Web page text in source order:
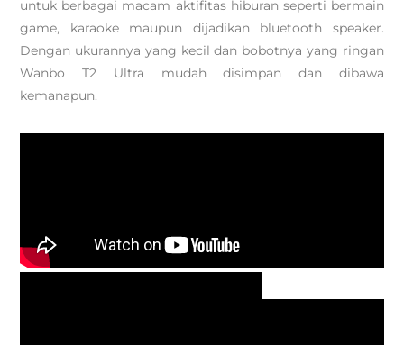
untuk berbagai macam aktifitas hiburan seperti bermain
game, karaoke maupun dijadikan bluetooth speaker.
Dengan ukurannya yang kecil dan bobotnya yang ringan
Wanbo T2 Ultra mudah disimpan dan dibawa
kemanapun.